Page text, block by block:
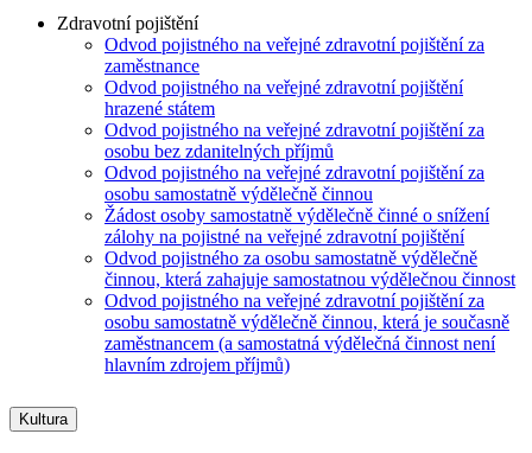
Zdravotní pojištění
Odvod pojistného na veřejné zdravotní pojištění za
zaměstnance
Odvod pojistného na veřejné zdravotní pojištění
hrazené státem
Odvod pojistného na veřejné zdravotní pojištění za
osobu bez zdanitelných příjmů
Odvod pojistného na veřejné zdravotní pojištění za
osobu samostatně výdělečně činnou
Žádost osoby samostatně výdělečně činné o snížení
zálohy na pojistné na veřejné zdravotní pojištění
Odvod pojistného za osobu samostatně výdělečně
činnou, která zahajuje samostatnou výdělečnou činnost
Odvod pojistného na veřejné zdravotní pojištění za
osobu samostatně výdělečně činnou, která je současně
zaměstnancem (a samostatná výdělečná činnost není
hlavním zdrojem příjmů)
Kultura